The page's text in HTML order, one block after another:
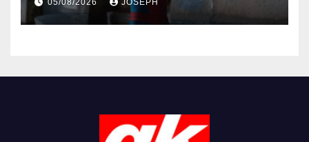
05/08/2026 JOSEPH